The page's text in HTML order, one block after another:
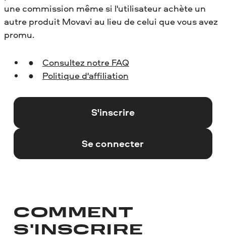
une commission même si l'utilisateur achète un
autre produit Movavi au lieu de celui que vous avez
promu.
Consultez notre FAQ
Politique d'affiliation
S'inscrire
Se connecter
COMMENT
S'INSCRIRE